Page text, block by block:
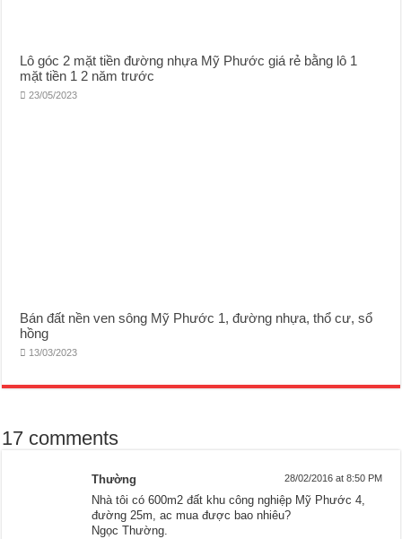
Lô góc 2 mặt tiền đường nhựa Mỹ Phước giá rẻ bằng lô 1
mặt tiền 1 2 năm trước
23/05/2023
Bán đất nền ven sông Mỹ Phước 1, đường nhựa, thổ cư, sổ
hồng
13/03/2023
17 comments
Thường 28/02/2016 at 8:50 PM
Nhà tôi có 600m2 đất khu công nghiệp Mỹ Phước 4,
đường 25m, ac mua được bao nhiêu?
Ngọc Thường.